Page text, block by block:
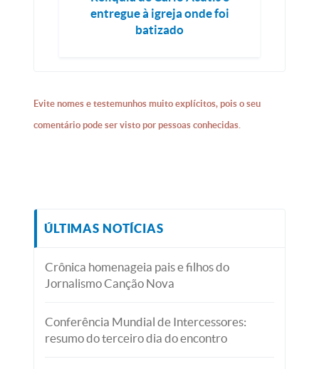
entregue à igreja onde foi
batizado
Evite nomes e testemunhos muito explícitos, pois o seu
comentário pode ser visto por pessoas conhecidas.
ÚLTIMAS NOTÍCIAS
Crônica homenageia pais e filhos do
Jornalismo Canção Nova
Conferência Mundial de Intercessores:
resumo do terceiro dia do encontro